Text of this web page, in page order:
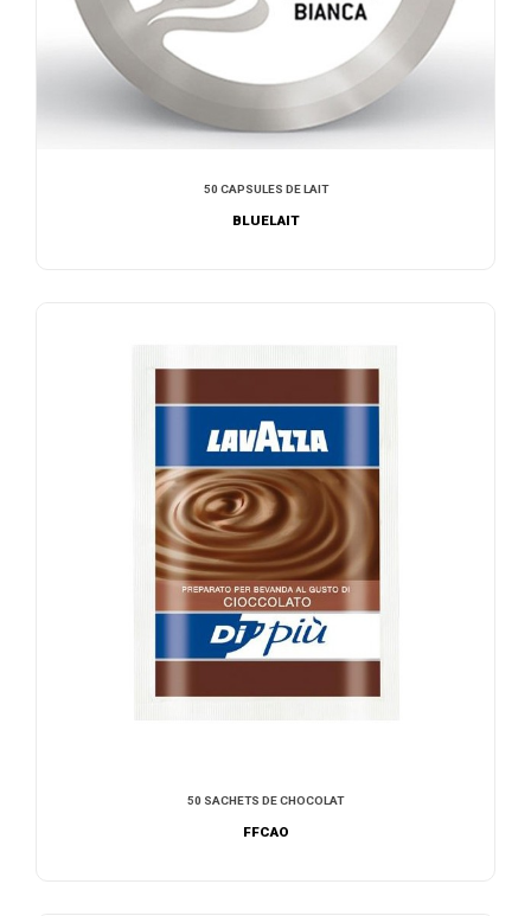
50 CAPSULES DE LAIT
BLUELAIT
50 SACHETS DE CHOCOLAT
FFCAO